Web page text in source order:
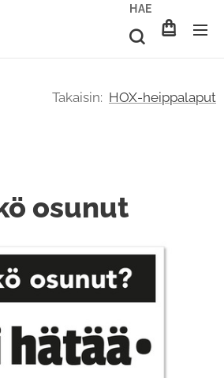
HAE
Takaisin: HOX-heippalaput
osunut